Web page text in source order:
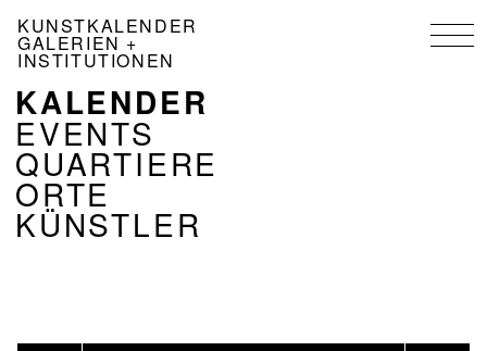
zum
Inhalt
KUNSTKALENDER
GALERIEN +
INSTITUTIONEN
NAVIGATION
KALENDER
DE
KALENDER
EVENTS
QUARTIERE
ORTE
KÜNSTLER